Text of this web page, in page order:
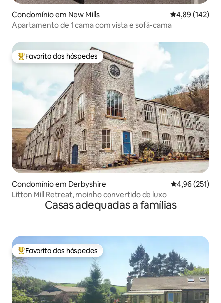
Condomínio em New Mills Classificação
4,89 (142)
Apartamento de 1 cama com vista e sofá-cama
Favoritos dos hóspedes mais apreciados
Favorito dos hóspedes
Condomínio em Derbyshire Classificação
4,96 (251)
Litton Mill Retreat, moinho convertido de luxo
Casas adequadas a famílias
Favoritos dos hóspedes mais apreciados
Favorito dos hóspedes